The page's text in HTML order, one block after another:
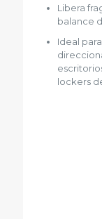
Libera
balance
Ideal
lockers